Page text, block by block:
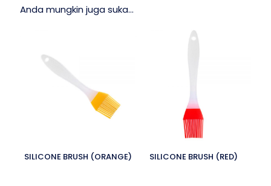
Anda mungkin juga suka…
SILICONE BRUSH (ORANGE) SILICONE BRUSH (RED)